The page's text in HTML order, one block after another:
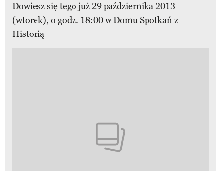
Dowiesz się tego już 29 października 2013
(wtorek), o godz. 18:00 w Domu Spotkań z
Historią